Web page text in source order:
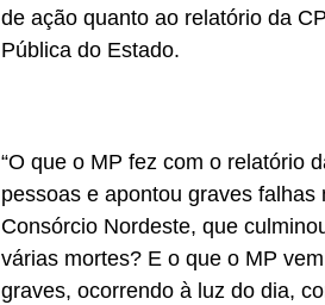
de ação quanto ao relatório da
Pública do Estado.
“O que o MP fez com o relatório
pessoas e apontou graves
Consórcio Nordeste, que
várias mortes? E o que o MP
graves, ocorrendo à luz do dia,